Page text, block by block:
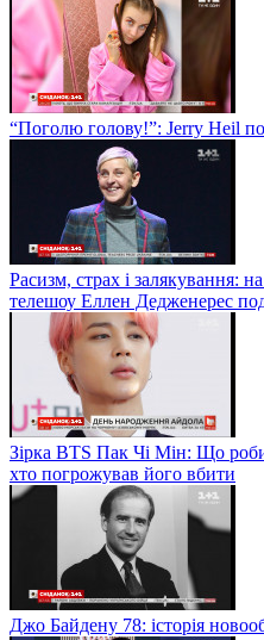
“Поголю голову!”: Jerry Heil
Расизм, страх і залякування:
телешоу Еллен Дедженерес
Зірка BTS Пак Чі Мін: Що
хто погрожував його вбити
Джо Байдену 78: історія